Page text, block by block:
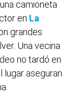
camioneta
en La
grandes
Una vecina
no tardó en
lugar aseguran